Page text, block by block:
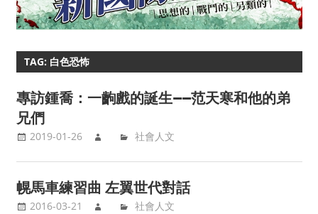
TAG: 白色恐怖
專訪鍾喬：一齣戲的誕生——范天寒和他的弟
兄們
2019-01-26 社會人文
幌馬車練習曲 左翼世代對話
2016-03-21 社會人文